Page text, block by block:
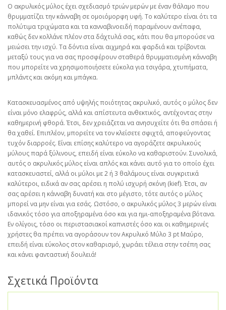
Ο ακρυλικός μύλος έχει σχεδιασμό τριών μερών με έναν θάλαμο που
θρυμματίζει την κάνναβη σε ομοιόμορφη υφή. Το καλύτερο είναι ότι τα
πολύτιμα τριχώματα και τα κανναβινοειδή παραμένουν ανέπαφα,
καθώς δεν κολλάνε πλέον στα δάχτυλά σας, κάτι που θα μπορούσε να
μειώσει την ισχύ. Τα δόντια είναι αιχμηρά και φαρδιά και τρίβονται
μεταξύ τους για να σας προσφέρουν σταθερά θρυμματισμένη κάνναβη
που μπορείτε να χρησιμοποιήσετε εύκολα για τσιγάρα, χτυπήματα,
μπλάντς και ακόμη και μπάγκα.
Κατασκευασμένος από υψηλής ποιότητας ακρυλικό, αυτός ο μύλος δεν
είναι μόνο ελαφρύς, αλλά και απίστευτα ανθεκτικός, αντέχοντας στην
καθημερινή φθορά. Έτσι, δεν χρειάζεται να ανησυχείτε ότι θα σπάσει ή
θα χαθεί. Επιπλέον, μπορείτε να τον κλείσετε σφιχτά, αποφεύγοντας
τυχόν διαρροές. Είναι επίσης καλύτερο να αγοράζετε ακρυλικούς
μύλους παρά ξύλινους, επειδή είναι εύκολο να καθαριστούν. Συνολικά,
αυτός ο ακρυλικός μύλος είναι απλός και κάνει αυτό για το οποίο έχει
κατασκευαστεί, αλλά οι μύλοι με 2 ή 3 θαλάμους είναι συγκριτικά
καλύτεροι, ειδικά αν σας αρέσει η πολύ ισχυρή σκόνη (kief). Έτσι, αν
σας αρέσει η κάνναβη δυνατή και στο μέγιστο, τότε αυτός ο μύλος
μπορεί να μην είναι για εσάς. Ωστόσο, ο ακρυλικός μύλος 3 μερών είναι
ιδανικός τόσο για αποξηραμένα όσο και για ημι-αποξηραμένα βότανα.
Εν ολίγοις, τόσο οι περιστασιακοί καπνιστές όσο και οι καθημερινές
χρήστες θα πρέπει να αγοράσουν τον Ακρυλικό Μύλο 3 pt Μαύρο,
επειδή είναι εύκολος στον καθαρισμό, χωράει τέλεια στην τσέπη σας
και κάνει φανταστική δουλειά!
Σχετικά Προϊόντα